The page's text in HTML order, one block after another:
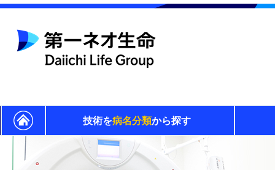
技術を病名分類から探す